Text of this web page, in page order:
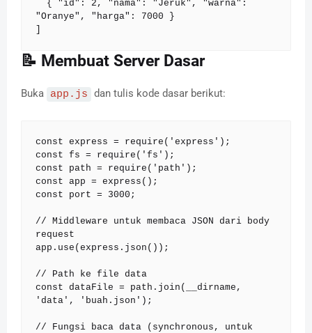
"Oranye", "harga": 7000 }
]
📝 Membuat Server Dasar
Buka app.js dan tulis kode dasar berikut:
const express = require('express');
const fs = require('fs');
const path = require('path');
const app = express();
const port = 3000;
// Middleware untuk membaca JSON dari body
request
app.use(express.json());
// Path ke file data
const dataFile = path.join(__dirname,
'data', 'buah.json');
// Fungsi baca data (synchronous, untuk